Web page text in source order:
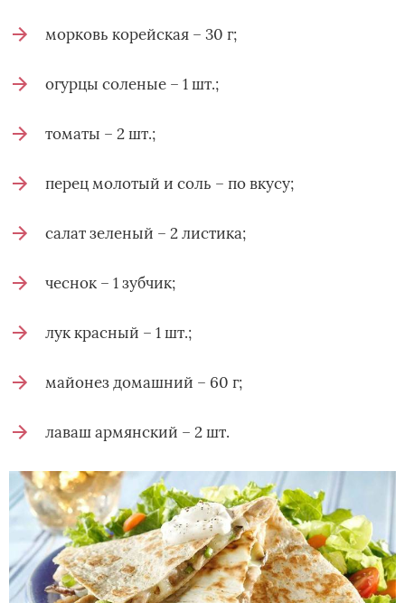
морковь корейская – 30 г;
огурцы соленые – 1 шт.;
томаты – 2 шт.;
перец молотый и соль – по вкусу;
салат зеленый – 2 листика;
чеснок – 1 зубчик;
лук красный – 1 шт.;
майонез домашний – 60 г;
лаваш армянский – 2 шт.